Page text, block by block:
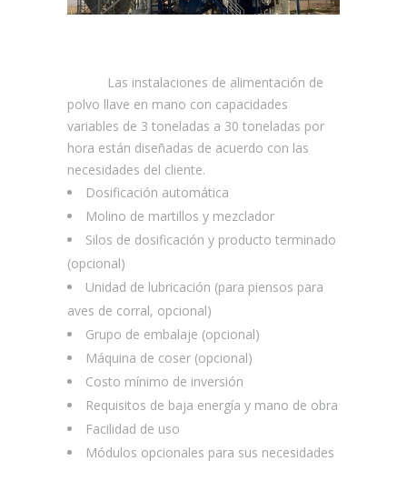
Las instalaciones de alimentación de
polvo llave en mano con capacidades
variables de 3 toneladas a 30 toneladas por
hora están diseñadas de acuerdo con las
necesidades del cliente.
Dosificación automática
Molino de martillos y mezclador
Silos de dosificación y producto terminado
(opcional)
Unidad de lubricación (para piensos para
aves de corral, opcional)
Grupo de embalaje (opcional)
Máquina de coser (opcional)
Costo mínimo de inversión
Requisitos de baja energía y mano de obra
Facilidad de uso
Módulos opcionales para sus necesidades